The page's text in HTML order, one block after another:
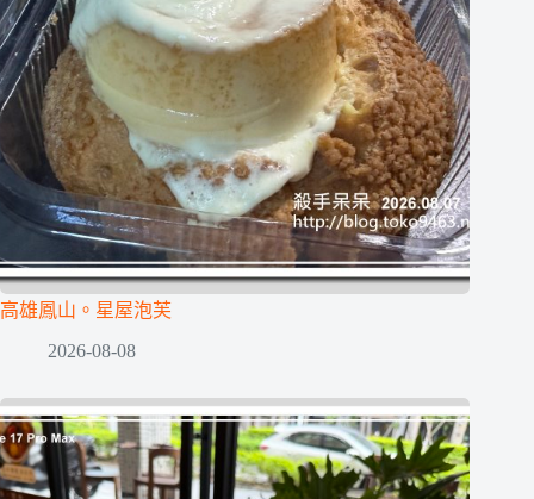
高雄鳳山。星屋泡芙
2026-08-08